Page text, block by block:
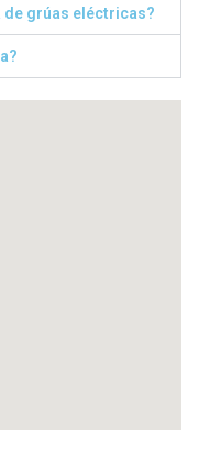
de grúas eléctricas?